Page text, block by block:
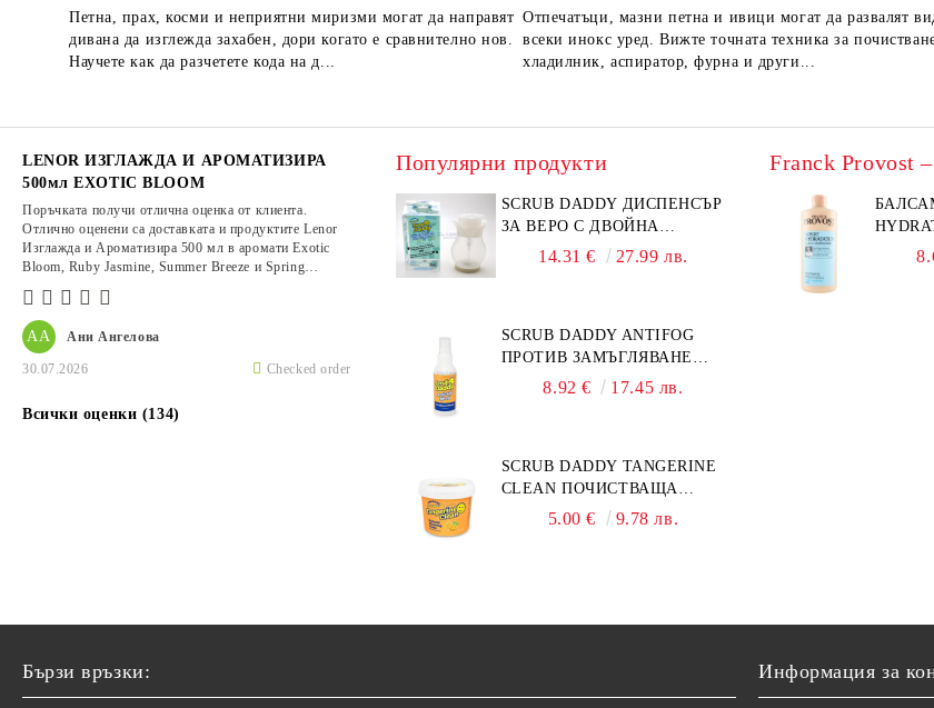
Петна, прах, косми и неприятни миризми могат да направят
дивана да изглежда захабен, дори когато е сравнително нов.
Научете как да разчетете кода на д...
Отпечатъци, мазни петна и ивици могат да развалят
всеки инокс уред. Вижте точната техника за
хладилник, аспиратор, фурна и други...
АА Ани Ангелова
30.07.2026 Checked order
LENOR ИЗГЛАЖДА И АРОМАТИЗИРА
500мл EXOTIC BLOOM
Поръчката получи отлична оценка от клиента.
Отлично оценени са доставката и продуктите Lenor
Изглажда и Ароматизира 500 мл в аромати Exotic
Bloom, Ruby Jasmine, Summer Breeze и Spring
Всички оценки (134)
Популярни продукти
SCRUB DADDY ДИСПЕНСЪР
ЗА ВЕРО С ДВОЙНА
ФУНКЦИЯ
14.31 € 27.99 лв.
SCRUB DADDY ANTIFOG
ПРОТИВ ЗАМЪГЛЯВАНЕ
50МЛ8.92 € 17.45 лв.
SCRUB DADDY TANGERINE
CLEAN ПОЧИСТВАЩА
ПАСТА 500ГР
5.00 € 9.78 лв.
Бързи връзки: Информация за